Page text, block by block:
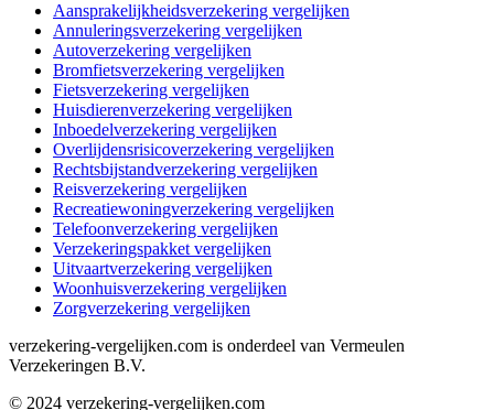
Aansprakelijkheidsverzekering vergelijken
Annuleringsverzekering vergelijken
Autoverzekering vergelijken
Bromfietsverzekering vergelijken
Fietsverzekering vergelijken
Huisdierenverzekering vergelijken
Inboedelverzekering vergelijken
Overlijdensrisicoverzekering vergelijken
Rechtsbijstandverzekering vergelijken
Reisverzekering vergelijken
Recreatiewoningverzekering vergelijken
Telefoonverzekering vergelijken
Verzekeringspakket vergelijken
Uitvaartverzekering vergelijken
Woonhuisverzekering vergelijken
Zorgverzekering vergelijken
verzekering-vergelijken.com is onderdeel van Vermeulen
Verzekeringen B.V.
© 2024 verzekering-vergelijken.com